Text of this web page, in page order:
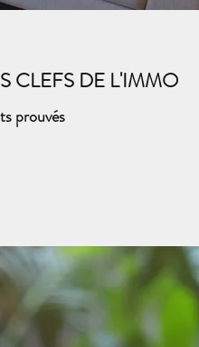
CLEFS DE L'IMMO
prouvés